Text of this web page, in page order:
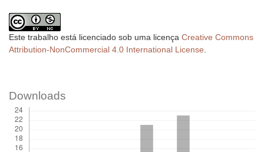
Este trabalho está licenciado sob uma licença Creative Commons
Attribution-NonCommercial 4.0 International License.
Downloads